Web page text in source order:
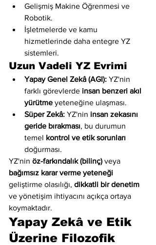
Gelişmiş Makine Öğrenmesi ve
Robotik.
İşletmelerde ve kamu
hizmetlerinde daha entegre YZ
sistemleri.
Uzun Vadeli YZ Evrimi
Yapay Genel Zekâ (AGI): YZ'nin
farklı görevlerde insan benzeri akıl
yürütme yeteneğine ulaşması.
Süper Zekâ: YZ'nin insan zekasını
geride bırakması, bu durumun
temel kontrol ve etik sorunları
doğurması.
YZ'nin öz-farkındalık (bilinç) veya
bağımsız karar verme yeteneği
geliştirme olasılığı, dikkatli bir denetim
ve yönetişim ihtiyacını açıkça ortaya
koymaktadır.
Yapay Zekâ ve Etik
Üzerine Filozofik